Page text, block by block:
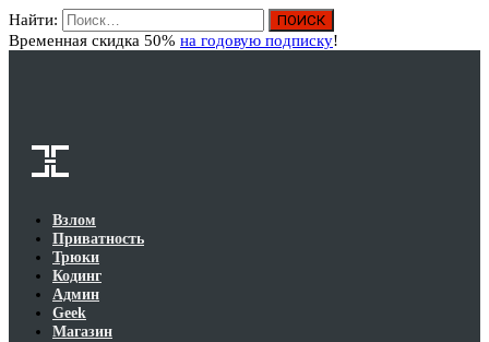
Найти:
Временная скидка 50% на годовую подписку!
Взлом
Приватность
Трюки
Кодинг
Админ
Geek
Магазин